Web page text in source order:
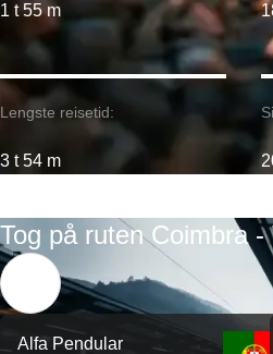
1 t 55 m
Lengste reisetid:
3 t 54 m
Tog på ruten Coimbra -
Alfa Pendular